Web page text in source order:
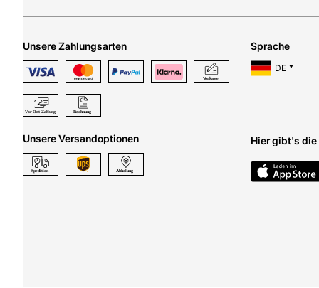
Unsere Zahlungsarten
Unsere Versandoptionen
Sprache
DE
Hier gibt's